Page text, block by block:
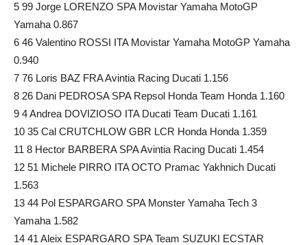
5 99 Jorge LORENZO SPA Movistar Yamaha MotoGP
Yamaha 0.867
6 46 Valentino ROSSI ITA Movistar Yamaha MotoGP Yamaha
0.940
7 76 Loris BAZ FRA Avintia Racing Ducati 1.156
8 26 Dani PEDROSA SPA Repsol Honda Team Honda 1.160
9 4 Andrea DOVIZIOSO ITA Ducati Team Ducati 1.161
10 35 Cal CRUTCHLOW GBR LCR Honda Honda 1.359
11 8 Hector BARBERA SPA Avintia Racing Ducati 1.454
12 51 Michele PIRRO ITA OCTO Pramac Yakhnich Ducati
1.563
13 44 Pol ESPARGARO SPA Monster Yamaha Tech 3
Yamaha 1.582
14 41 Aleix ESPARGARO SPA Team SUZUKI ECSTAR